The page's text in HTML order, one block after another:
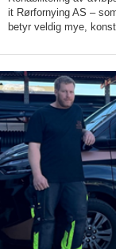
man er nesten like
glad i mennesker og
frisørstolen hans.
av hva kunden
– Jeg elsker yrket
folk fornøyd.
Hos Hei Sveis er
rask og godt utført
Saleh ta imot alle -
den sammenheng
fra Moroccan oil
it Rørfornying AS –
betyr veldig mye,